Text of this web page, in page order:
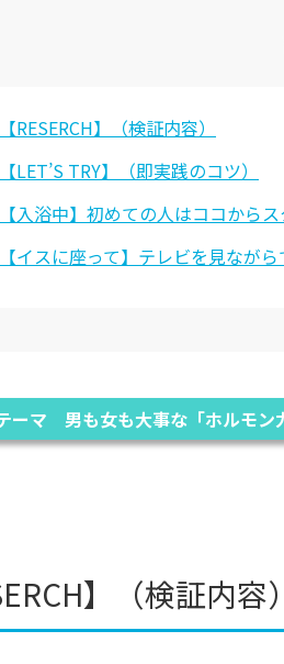
からだ（外科）
感染症
頭髪
【RESERCH】（検証内容）
【LET’S TRY】（即実践のコツ）
【入浴中】初めての人はココからス
【イスに座って】テレビを見なが
ーマ 男も女も大事な「ホルモン
】（検証内容）